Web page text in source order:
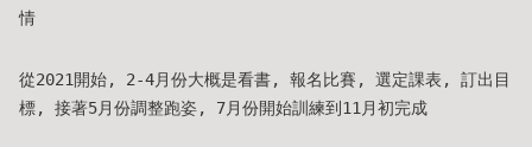
情
從2021開始, 2-4月份大概是看書, 報名比賽, 選定課表, 訂出目
標, 接著5月份調整跑姿, 7月份開始訓練到11月初完成